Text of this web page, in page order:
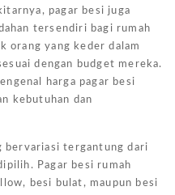
pagar besi juga
tersendiri bagi rumah
orang yang keder dalam
dengan budget mereka.
harga pagar besi
kebutuhan dan
bervariasi tergantung dari
Pagar besi rumah
besi bulat, maupun besi